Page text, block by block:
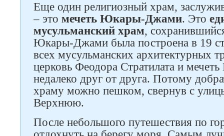
Еще один религиозный храм,
– это мечеть Юкары-Джами. Это
мусульманский храм,
Юкары-Джами была построена в 19
всех мусульманских архитектурных
церковь Феодора Стратилата и
недалеко друг от друга. Потому
храму можно пешком, свернув с
Верхнюю.
После небольшого путешествия по